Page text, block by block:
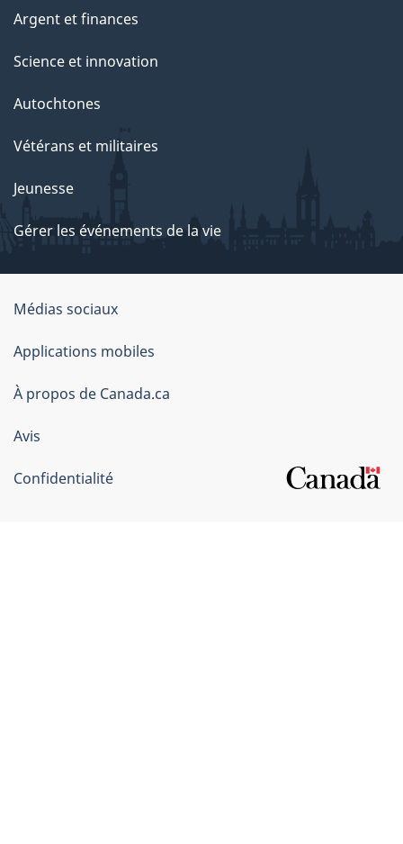
Argent et finances
Science et innovation
Autochtones
Vétérans et militaires
Jeunesse
Gérer les événements de la vie
Organisation
du
gouvernement
du
Canada
Médias sociaux
Applications mobiles
À propos de Canada.ca
Avis
Confidentialité